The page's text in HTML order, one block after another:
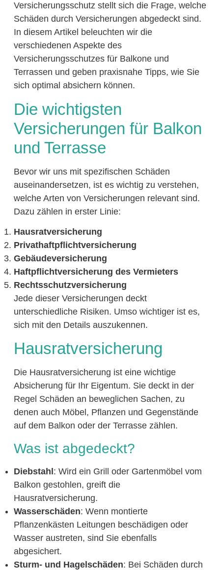
Versicherungsschutz stellt sich die Frage, welche
Schäden durch Versicherungen abgedeckt sind.
In diesem Artikel beleuchten wir die
verschiedenen Aspekte des
Versicherungsschutzes für Balkone und
Terrassen und geben praxisnahe Tipps, wie Sie
sich optimal absichern können.
Die wichtigsten
Versicherungen für Balkon
und Terrasse
Bevor wir uns mit spezifischen Schäden
auseinandersetzen, ist es wichtig zu verstehen,
welche Arten von Versicherungen relevant sind.
Dazu zählen in erster Linie:
Hausratversicherung
Privathaftpflichtversicherung
Gebäudeversicherung
Haftpflichtversicherung des Vermieters
Rechtsschutzversicherung
Jede dieser Versicherungen deckt
unterschiedliche Risiken. Umso wichtiger ist es,
sich mit den Details auszukennen.
Hausratversicherung
Die Hausratversicherung ist eine wichtige
Absicherung für Ihr Eigentum. Sie deckt in der
Regel Schäden an beweglichen Sachen, zu
denen auch Möbel, Pflanzen und Gegenstände
auf dem Balkon oder der Terrasse zählen.
Was ist abgedeckt?
Diebstahl: Wird ein Grill oder Gartenmöbel vom
Balkon gestohlen, greift die
Hausratversicherung.
Wasserschäden: Wenn montierte
Pflanzenkästen Leitungen beschädigen oder
Wasser austreten, sind Sie ebenfalls
abgesichert.
Sturm- und Hagelschäden: Bei Schäden durch